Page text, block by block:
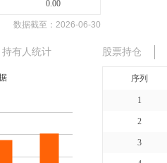
0.00
数据截至： 2026-06-30
持有人统计 股票持仓
序列
1
2
3